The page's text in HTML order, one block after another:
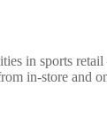
in sports
in-store and